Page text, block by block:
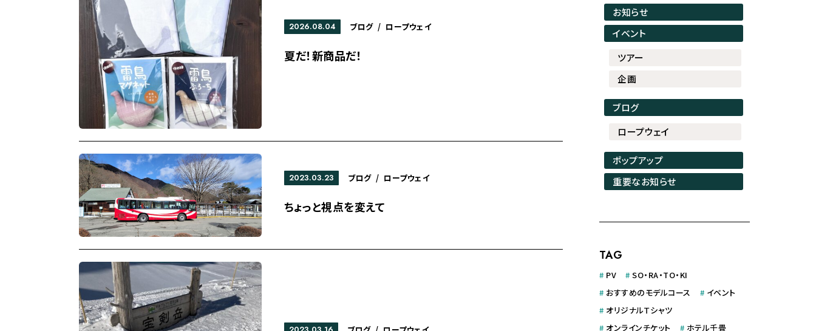
2026.08.04 ブログ / ロープウェイ
夏だ！新商品だ！
2023.03.23 ブログ / ロープウェイ
ちょっと視点を変えて
お知らせ
イベント
ツアー
企画
ブログ
ロープウェイ
ポップアップ
重要なお知らせ
TAG
# PV # SO・RA・TO・KI
# おすすめのモデルコース # イベント
# オリジナルＴシャツ
# オンラインチケット # ホテル千畳